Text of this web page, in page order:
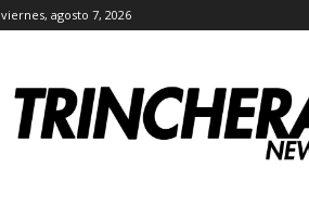
viernes, agosto 7, 2026